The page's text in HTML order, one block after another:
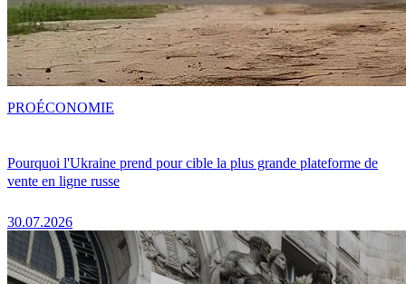
Pourquoi l'Ukraine prend pour cible la plus grande plateforme de
vente en ligne russe
30.07.2026
PROÉCONOMIE